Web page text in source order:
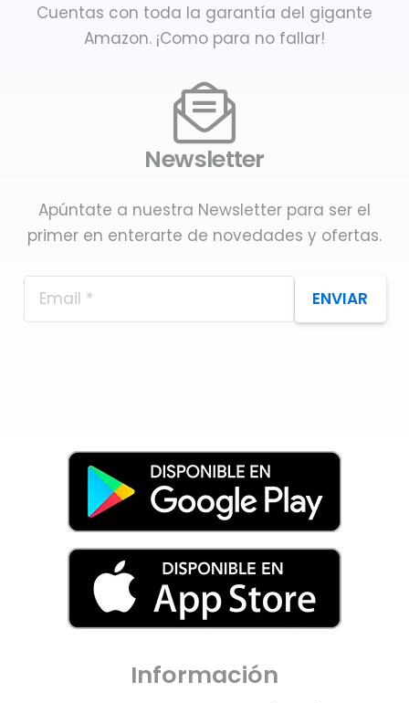
Cuentas con toda la garantía del gigante
Amazon. ¡Como para no fallar!
Newsletter
Apúntate a nuestra Newsletter para ser el
primer en enterarte de novedades y ofertas.
ENVIAR
Información